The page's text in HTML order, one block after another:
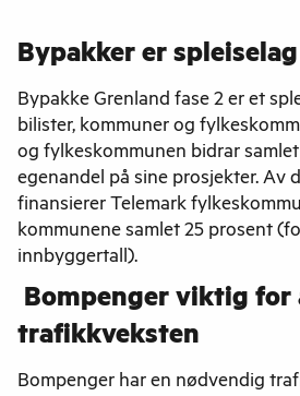
Bypakker er spleiselag
Bypakke Grenland fase 2 er et
bilister, kommuner og
og fylkeskommunen bidrar
egenandel på sine prosjekter. Av
finansierer Telemark
kommunene samlet 25 prosent
innbyggertall).
Bompenger viktig for
trafikkveksten
Bompenger har en nødvendig